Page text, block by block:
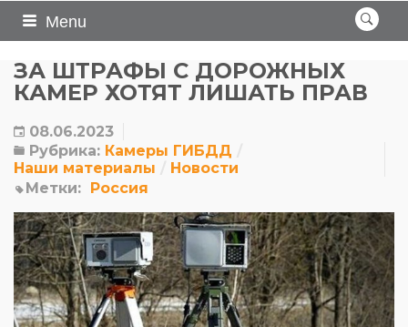
Menu
ЗА ШТРАФЫ С ДОРОЖНЫХ
КАМЕР ХОТЯТ ЛИШАТЬ ПРАВ
08.06.2023
Рубрика: Камеры ГИБДД
Наши материалы
Новости
Метки: Россия